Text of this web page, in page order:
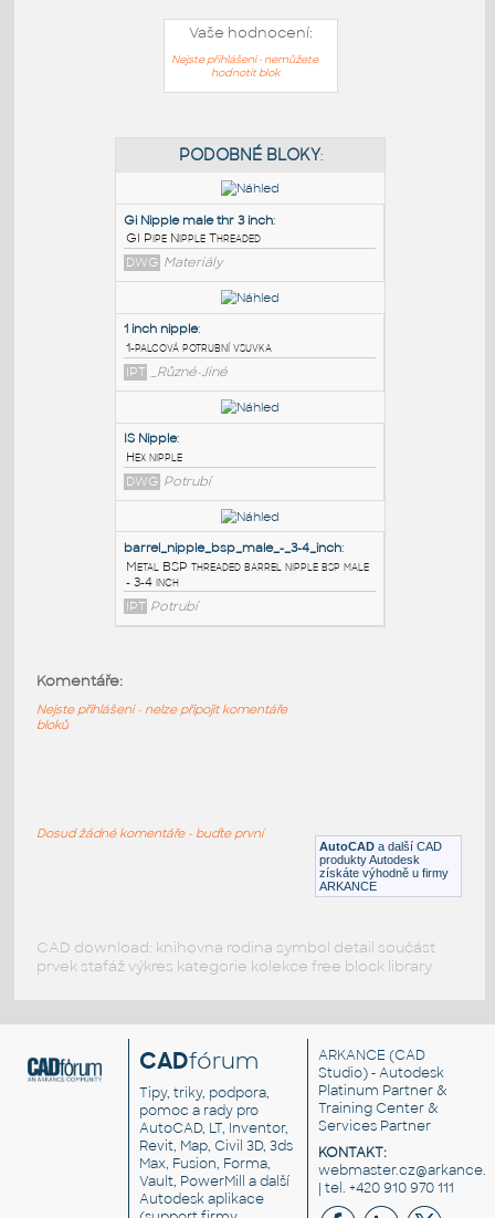
Vaše hodnocení:
Nejste přihlášeni - nemůžete
hodnotit blok
PODOBNÉ BLOKY:
Gi Nipple male thr 3 inch:
GI Pipe Nipple Threaded
DWG
1 inch nipple:
1-palcová potrubní vsuvka
IPT _Různé-Jiné
DWG
Potrubí
AutoCAD a další CAD
produkty Autodesk
získáte výhodně u firmy
ARKANCE
Komentáře:
Nejste přihlášeni - nelze připojit komentáře
bloků
Dosud žádné komentáře - buďte první
CAD download: knihovna rodina symbol detail součást
prvek stafáž výkres kategorie kolekce free block library
CADfórum
Tipy, triky, podpora,
pomoc a rady pro
AutoCAD, LT, Inventor,
Revit, Map, Civil 3D, 3ds
Max, Fusion, Forma,
Vault, PowerMill a další
Autodesk aplikace
ARKANCE (CAD
Studio) - Autodesk
Platinum Partner &
Training Center &
Services Partner
KONTAKT:
| tel. +420 910 970 111